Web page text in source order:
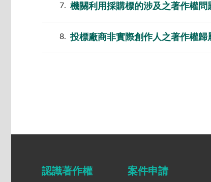
7 機關利用採購標的涉及之著作權問
8 投標廠商非實際創作人之著作權歸
認識著作權 案件申請